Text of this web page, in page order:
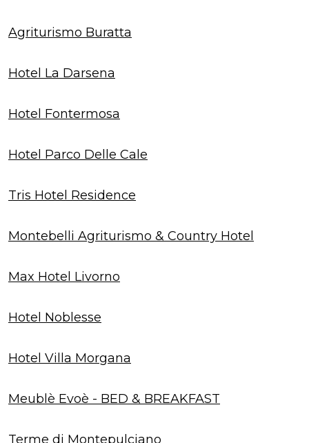
Agriturismo Buratta
Hotel La Darsena
Hotel Fontermosa
Hotel Parco Delle Cale
Tris Hotel Residence
Montebelli Agriturismo & Country Hotel
Max Hotel Livorno
Hotel Noblesse
Hotel Villa Morgana
Meublè Evoè - BED & BREAKFAST
Terme di Montepulciano